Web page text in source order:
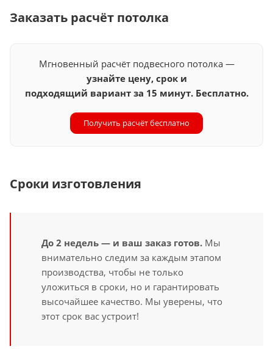
Заказать расчёт потолка
Мгновенный расчёт подвесного потолка —
узнайте цену, срок и
подходящий вариант за 15 минут. Бесплатно.
Получить расчёт бесплатно
Сроки изготовления
До 2 недель — и ваш заказ готов. Мы
внимательно следим за каждым этапом
производства, чтобы не только
уложиться в сроки, но и гарантировать
высочайшее качество. Мы уверены, что
этот срок вас устроит!